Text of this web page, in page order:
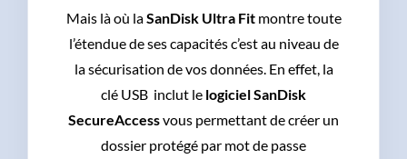
Mais là où laSanDisk Ultra Fit montre toute
l’étendue de ses capacités c’est au niveau de
la sécurisation de vos données. En effet, la
clé USB inclut le logiciel SanDisk
SecureAccessvous permettant de créer un
dossier protégé par mot de passe